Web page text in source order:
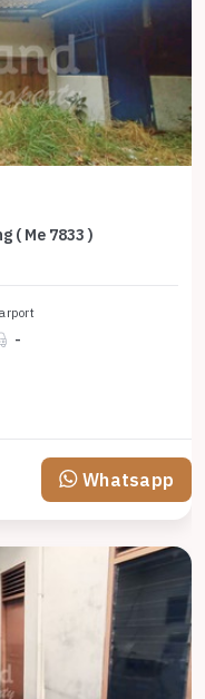
( Me 7833 )
-
Whatsapp